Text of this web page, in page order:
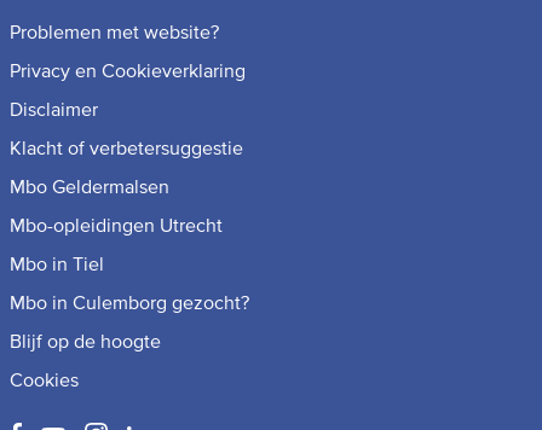
Problemen met website?
Privacy en Cookieverklaring
Disclaimer
Klacht of verbetersuggestie
Mbo Geldermalsen
Mbo-opleidingen Utrecht
Mbo in Tiel
Mbo in Culemborg gezocht?
Blijf op de hoogte
Cookies